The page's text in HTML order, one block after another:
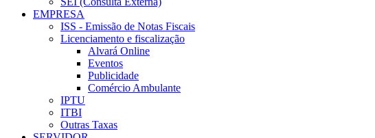
EMPRESA
ISS - Emissão de Notas Fiscais
Licenciamento e fiscalização
Alvará Online
Eventos
Publicidade
Comércio Ambulante
IPTU
ITBI
Outras Taxas